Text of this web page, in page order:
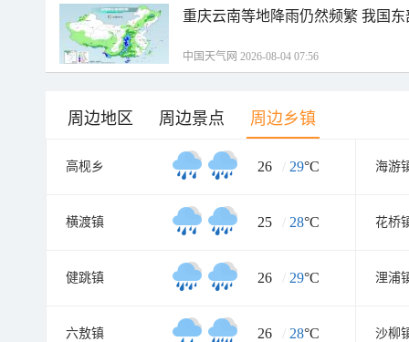
重庆云南等地降雨仍然频繁 我国
中国天气网 2026-08-04 07:56
周边地区 周边景点 周边乡镇
高枧乡 26 / 29°C 海游
横渡镇 25 / 28°C 花桥
健跳镇 26 / 29°C 浬浦
六敖镇 26 / 28°C 沙柳